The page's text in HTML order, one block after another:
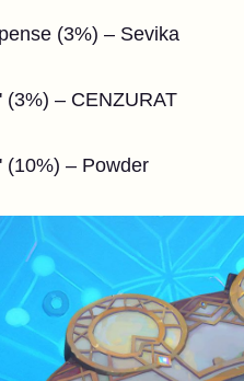
(3%) – Sevika
(3%) – CENZURAT
(10%) – Powder